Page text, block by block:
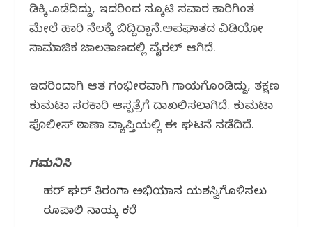
ಡಿಕ್ಕಿ ಹೊಡೆದಿದ್ದು, ಇದರಿಂದ ಸ್ಕೂಟಿ ಸವಾರ ಕಾರಿಗಿಂತ‌
ಮೇಲೆ ಹಾರಿ ನೆಲಕ್ಕೆ‌ ಬಿದ್ದಿದ್ದಾನೆ.ಅಪಘಾತದ ವಿಡಿಯೋ
ಸಾಮಾಜಿಕ ಜಾಲತಾಣದಲ್ಲಿ ವೈರಲ್ ಆಗಿದೆ.
ಇದರಿಂದಾಗಿ ಆತ ಗಂಭೀರವಾಗಿ ಗಾಯಗೊಂಡಿದ್ದು, ತಕ್ಷಣ
ಕುಮಟಾ ಸರಕಾರಿ ಆಸ್ಪತ್ರೆಗೆ ದಾಖಲಿಸಲಾಗಿದೆ. ಕುಮಟಾ
ಪೊಲೀಸ್ ಠಾಣಾ ವ್ಯಾಪ್ತಿಯಲ್ಲಿ ಈ ಘಟನೆ‌ ನಡೆದಿದೆ.
ಗಮನಿಸಿ
ಹರ್ ಘರ್ ತಿರಂಗಾ ಅಭಿಯಾನ ಯಶಸ್ವಿಗೊಳಿಸಲು
ರೂಪಾಲಿ ನಾಯ್ಕ ಕರೆ